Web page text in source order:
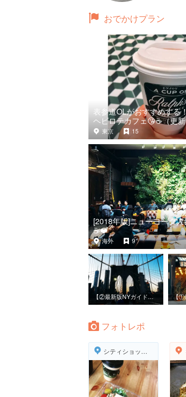
おでかけプラン
表参道OLがおすすめする
ヘビロテカフェ😘☕️（更
東京 15
[2018年版]ニューヨーク
☕️❤️
海外 9
【②最新版NYガイド🇺🇸🗽🌈】NYの全てを総まとめ！定番から穴場スポットまでもりだくさん♡
フォトレポ
シティショップ 青山店（CITY SHOP）